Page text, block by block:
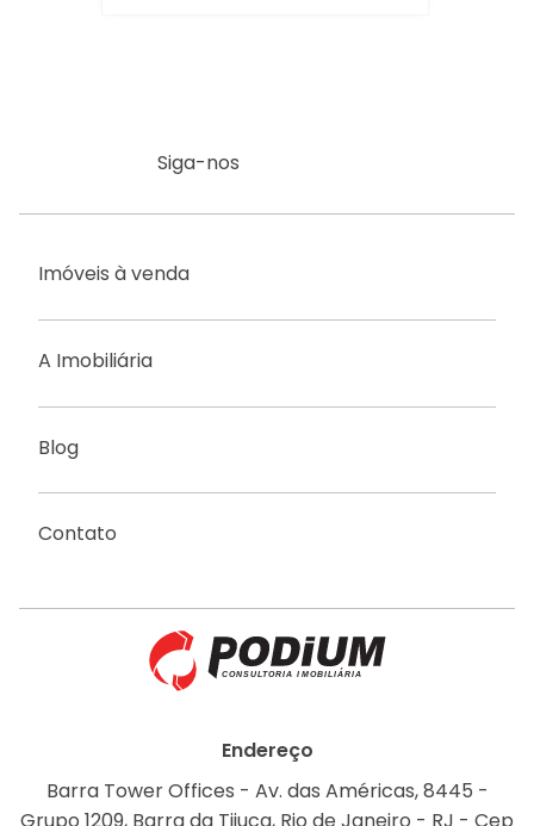
Siga-nos
Imóveis à venda
A Imobiliária
Blog
Contato
Endereço
Barra Tower Offices - Av. das Américas, 8445 -